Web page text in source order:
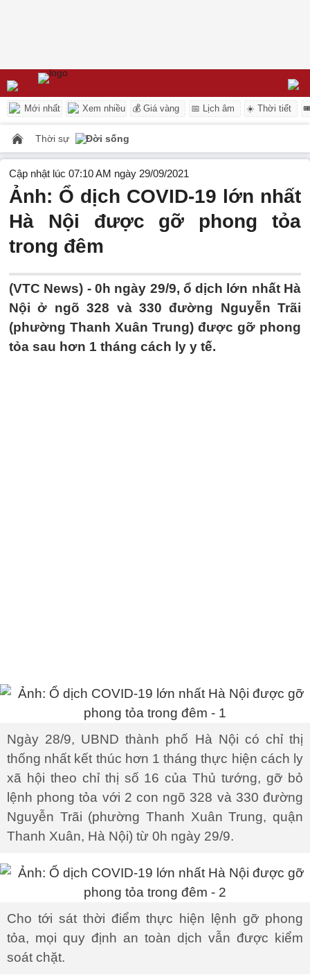
Mới nhất Xem nhiều 💰 Giá vàng 📅 Lịch âm ☀️ Thời tiết
Thời sự Đời sống
Cập nhật lúc 07:10 AM ngày 29/09/2021
Ảnh: Ổ dịch COVID-19 lớn nhất
Hà Nội được gỡ phong tỏa
trong đêm
(VTC News) - 0h ngày 29/9, ổ dịch lớn nhất Hà
Nội ở ngõ 328 và 330 đường Nguyễn Trãi
(phường Thanh Xuân Trung) được gỡ phong
tỏa sau hơn 1 tháng cách ly y tế.
Ngày 28/9, UBND thành phố Hà Nội có chỉ thị
thống nhất kết thúc hơn 1 tháng thực hiện cách ly
xã hội theo chỉ thị số 16 của Thủ tướng, gỡ bỏ
lệnh phong tỏa với 2 con ngõ 328 và 330 đường
Nguyễn Trãi (phường Thanh Xuân Trung, quận
Thanh Xuân, Hà Nội) từ 0h ngày 29/9.
Cho tới sát thời điểm thực hiện lệnh gỡ phong
tỏa, mọi quy định an toàn dịch vẫn được kiểm
soát chặt.